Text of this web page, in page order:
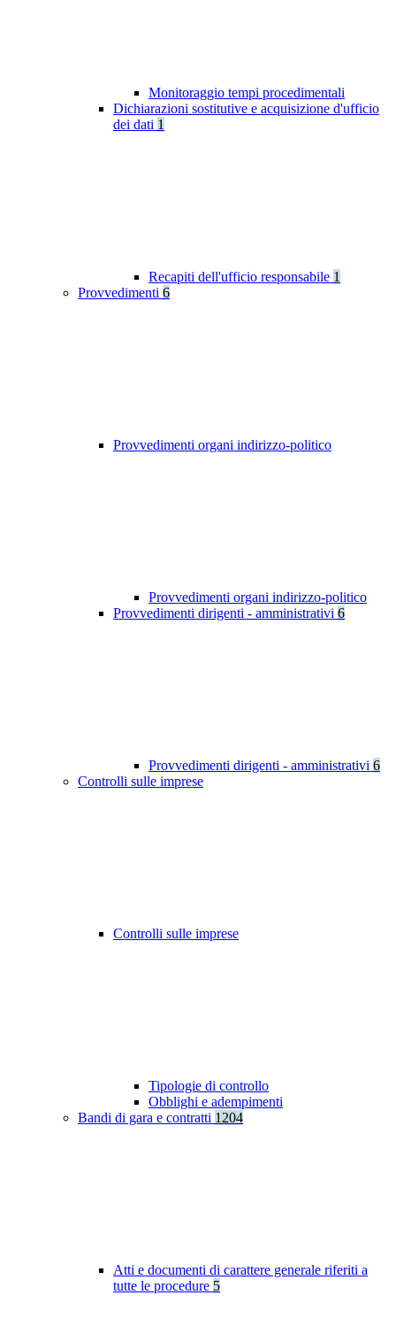
Monitoraggio tempi procedimentali
Dichiarazioni sostitutive e acquisizione d'ufficio
dei dati 1
Recapiti dell'ufficio responsabile 1
Provvedimenti 6
Provvedimenti organi indirizzo-politico
Provvedimenti organi indirizzo-politico
Provvedimenti dirigenti - amministrativi 6
Provvedimenti dirigenti - amministrativi 6
Controlli sulle imprese
Controlli sulle imprese
Tipologie di controllo
Obblighi e adempimenti
Bandi di gara e contratti 1204
Atti e documenti di carattere generale riferiti a
tutte le procedure 5